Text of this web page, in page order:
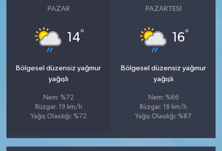
PAZAR
14°
Bölgesel düzensiz yağmur
yağışlı
Nem: %72
Rüzgar: 19 km/h
Yağış Olasılığı: %72
PAZARTESI
16°
Bölgesel düzensiz yağmur
yağışlı
Nem: %66
Rüzgar: 16 km/h
Yağış Olasılığı: %87